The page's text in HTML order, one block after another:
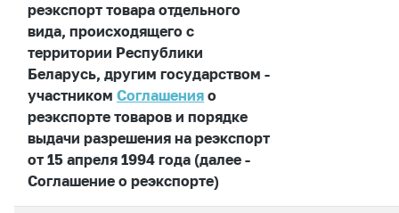
Регулирование и
контроль закупок
Защита прав
потребителей
Регулирование
рекламной
деятельности
Международное
сотрудничество
реэкспорт товара отдельного
вида, происходящего с
территории Республики
Беларусь, другим государством -
участником Соглашения о
реэкспорте товаров и порядке
выдачи разрешения на реэкспорт
от 15 апреля 1994 года (далее -
Соглашение о реэкспорте)